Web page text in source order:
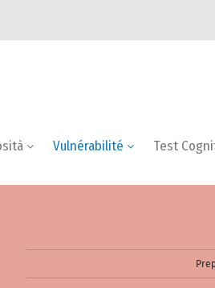
Vulnérabilité Test